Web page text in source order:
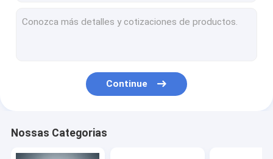
Continue
Nossas Categorias